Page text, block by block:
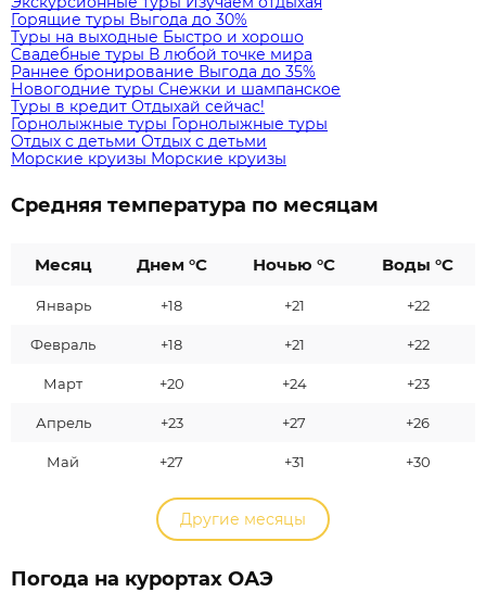
Горящие туры Выгода до 30%
Туры на выходные Быстро и хорошо
Свадебные туры В любой точке мира
Раннее бронирование Выгода до 35%
Новогодние туры Снежки и шампанское
Туры в кредит Отдыхай сейчас!
Горнолыжные туры Горнолыжные туры
Отдых с детьми Отдых с детьми
Морские круизы Морские круизы
Средняя температура по месяцам
Месяц Днем °C Ночью °C Воды °C
Январь +18 +21 +22
Февраль +18 +21 +22
Март +20 +24 +23
Апрель +23 +27 +26
Май +27 +31 +30
Другие месяцы
Погода на курортах ОАЭ